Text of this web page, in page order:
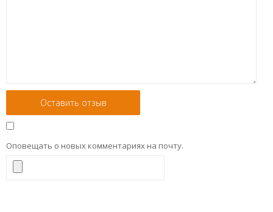
Оповещать о новых комментариях на почту.